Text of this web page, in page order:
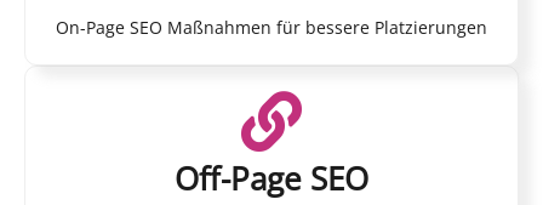
On-Page SEO Maßnahmen für bessere Platzierungen
Off-Page SEO